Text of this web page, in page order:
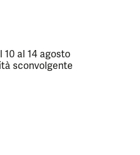
10 al 14 agosto
sconvolgente